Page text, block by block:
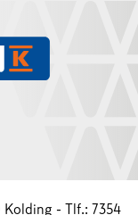
- Tlf.: 7354